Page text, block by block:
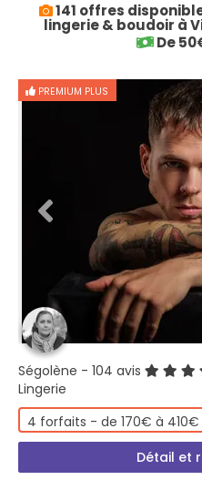
141 offres
lingerie & boudoir à
De
PREMIUM PLUS
Ségolène - 104 avis
Lingerie
4 forfaits - de 170€ à 410€
Détail et